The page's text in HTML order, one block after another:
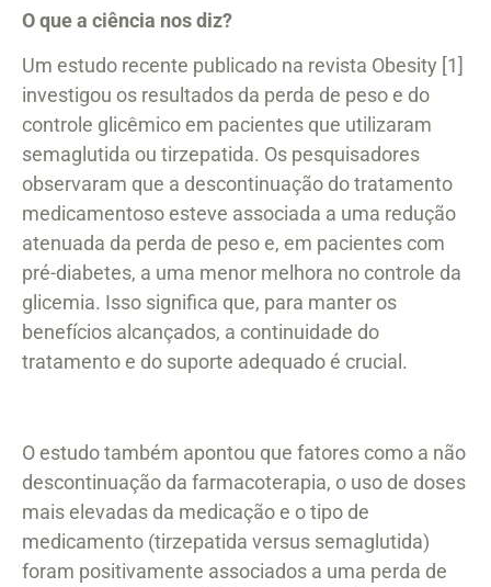
O que a ciência nos diz?
Um estudo recente publicado na revista Obesity [1]
investigou os resultados da perda de peso e do
controle glicêmico em pacientes que utilizaram
semaglutida ou tirzepatida. Os pesquisadores
observaram que a descontinuação do tratamento
medicamentoso esteve associada a uma redução
atenuada da perda de peso e, em pacientes com
pré-diabetes, a uma menor melhora no controle da
glicemia. Isso significa que, para manter os
benefícios alcançados, a continuidade do
tratamento e do suporte adequado é crucial.
O estudo também apontou que fatores como a não
descontinuação da farmacoterapia, o uso de doses
mais elevadas da medicação e o tipo de
medicamento (tirzepatida versus semaglutida)
foram positivamente associados a uma perda de